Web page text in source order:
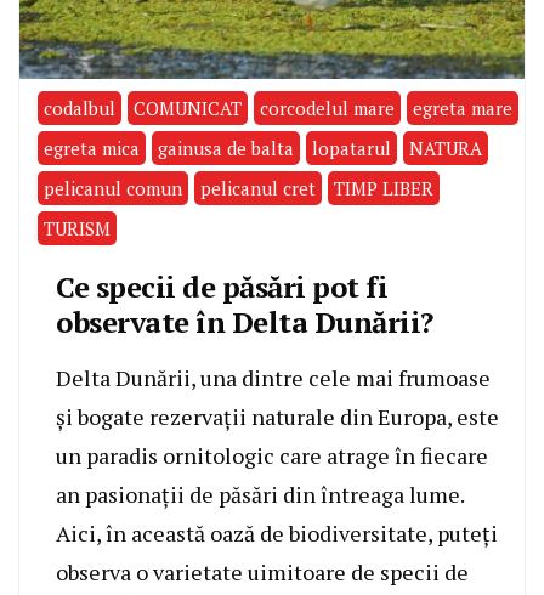
codalbul COMUNICAT corcodelul mare
egreta mare
egreta mica
gainusa de balta lopatarul
NATURA
pelicanul comun
pelicanul cret
TIMP LIBER
TURISM
Ce specii de păsări pot fi
observate în Delta Dunării?
Delta Dunării, una dintre cele mai frumoase
și bogate rezervații naturale din Europa, este
un paradis ornitologic care atrage în fiecare
an pasionații de păsări din întreaga lume.
Aici, în această oază de biodiversitate, puteți
observa o varietate uimitoare de specii de